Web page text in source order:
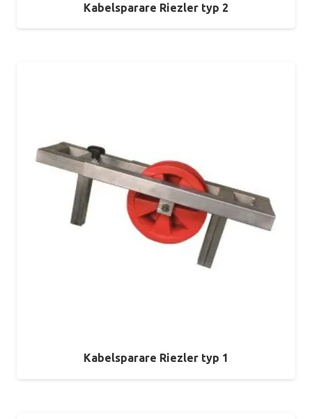
Kabelsparare Riezler typ 2
Kabelsparare Riezler typ 1